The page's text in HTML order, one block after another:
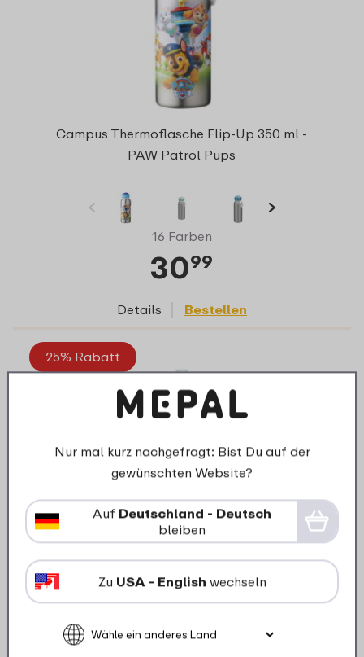
Campus Thermoflasche Flip-Up 350 ml -
PAW Patrol Pups
16 Farben
3099
Details Bestellen
25% Rabatt
Wasserflasche Pop-Up Campus 500 ml -
Cool mint
Nur mal kurz nachgefragt: Bist Du auf der
gewünschten Website?
Auf Deutschland - Deutsch
bleiben
Zu USA - English wechseln